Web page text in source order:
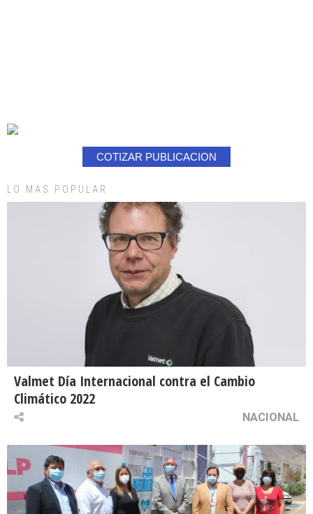
COTIZAR PUBLICACION
LO MAS POPULAR
Valmet Día Internacional contra el Cambio
Climático 2022
NACIONAL